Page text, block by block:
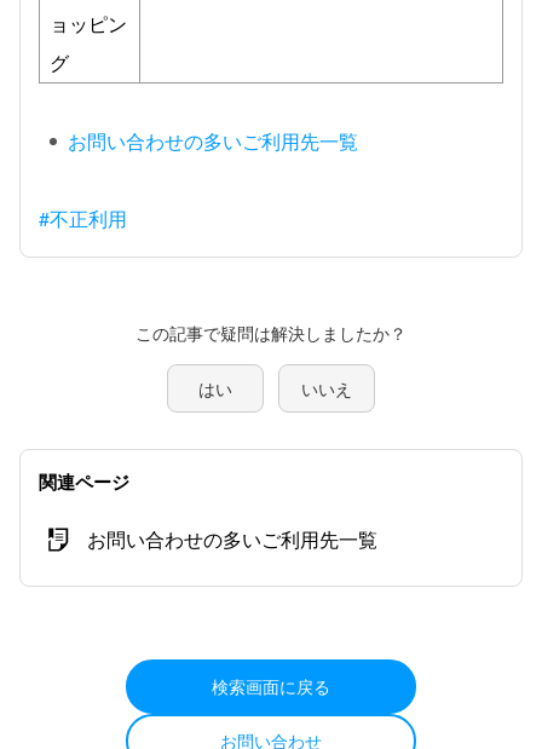
ョッピン
グ
お問い合わせの多いご利用先一覧
#不正利用
この記事で疑問は解決しましたか？
はい いいえ
関連ページ
お問い合わせの多いご利用先一覧
検索画面に戻る
お問い合わせ